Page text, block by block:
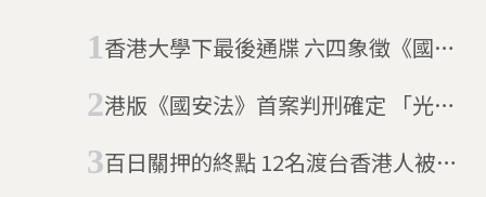
香港大學下最後通牒 六四象徵《國殤
港版《國安法》首案判刑確定 「光復
年監禁
百日關押的終點 12名渡台香港人被判